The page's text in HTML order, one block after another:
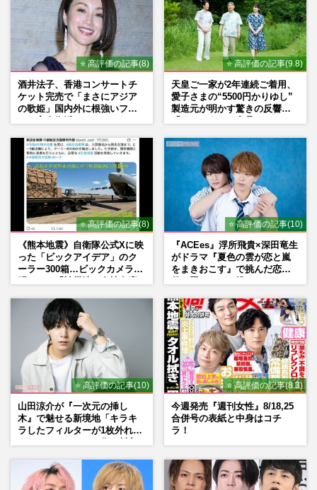
⭐ 高評価の記事(8)
酒井法子、香港コンサートチ
ケット完売で「まさにアジア
の歌姫」国内外に根強いファ
⭐ 高評価の記事(9.8)
天皇ご一家が2年連続ご着用、
愛子さまの“5500円かりゆし”
製造元が明かす驚きの反響
⭐ 高評価の記事(8)
《熊本地震》自衛隊公式Xに映
った「ビックアイデア」のク
ーラー300箱…ビックカメラが
⭐ 高評価の記事(10)
『ACEes』浮所飛貴×深田竜生
がドラマ『夏色の雲が恋と嵐
をまきおこす』で挑んだ恋人
⭐ 高評価の記事(10)
山田涼介が『一次元の挿し
木』で魅せる新境地「キラキ
ラしたフィルターが1枚外れて
⭐ 高評価の記事(8.3)
今週発売『週刊女性』8/18,25
合併号の表紙と中身はコチ
ラ！